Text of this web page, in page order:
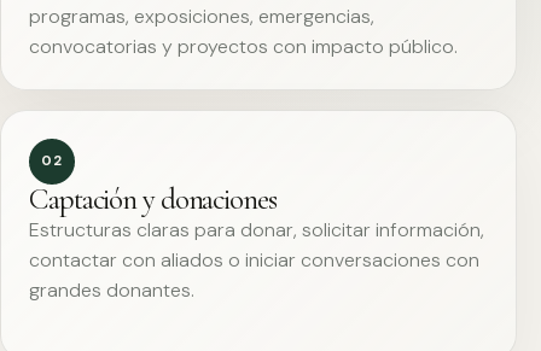
programas, exposiciones, emergencias,
convocatorias y proyectos con impacto público.
02
Captación y donaciones
Estructuras claras para donar, solicitar información,
contactar con aliados o iniciar conversaciones con
grandes donantes.